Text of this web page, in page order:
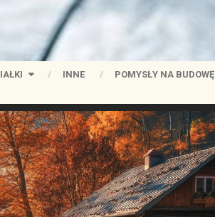
INNE POMYSŁY NA BUDOWĘ